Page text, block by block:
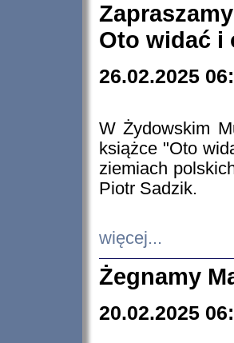
Oto widać i
26.02.2025
W Żydowskim
książce "Oto
ziemiach
Piotr Sadzik.
więcej...
Żegnamy
20.02.2025